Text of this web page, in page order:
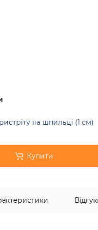
на шпильці (1 см)
Купити